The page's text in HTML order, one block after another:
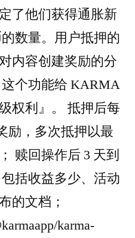
了他们获得通胀新
数量。用户抵押的
内容创建奖励的分
个功能给 KARMA
权利』。 抵押后每
励，多次抵押以最
赎回操作后 3 天到
括收益多少、活动
的文档；
karma-